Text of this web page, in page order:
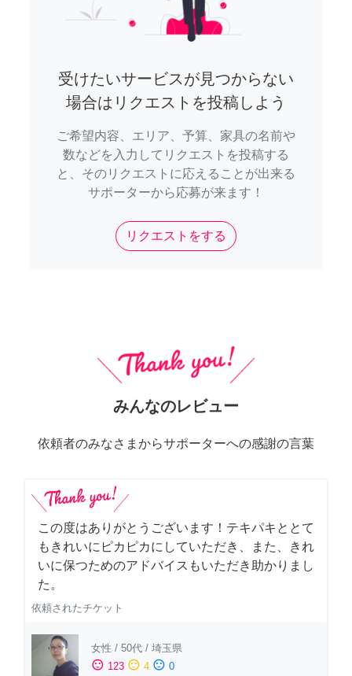
受けたいサービスが見つからない
場合はリクエストを投稿しよう
ご希望内容、エリア、予算、家具の名前や
数などを入力してリクエストを投稿する
と、そのリクエストに応えることが出来る
サポーターから応募が来ます！
リクエストをする
みんなのレビュー
依頼者のみなさまからサポーターへの感謝の言葉
この度はありがとうございます！テキパキととて
もきれいにピカピカにしていただき、また、きれ
いに保つためのアドバイスもいただき助かりまし
た。
依頼されたチケット
女性 / 50代 / 埼玉県
sentiment_satisfied 123 sentiment_neutral 4 sentiment_dissatisfied 0